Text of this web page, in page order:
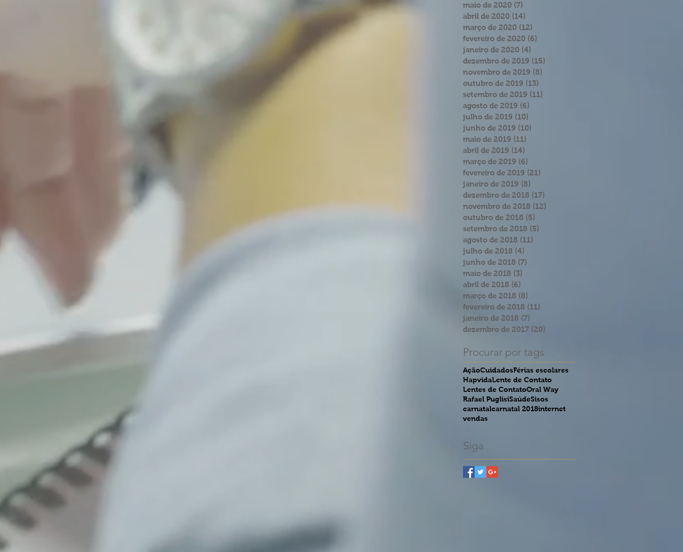
maio de 2020 (7)
abril de 2020 (14)
março de 2020 (12)
fevereiro de 2020 (6)
janeiro de 2020 (4)
dezembro de 2019 (15)
novembro de 2019 (8)
outubro de 2019 (13)
setembro de 2019 (11)
agosto de 2019 (6)
julho de 2019 (10)
junho de 2019 (10)
maio de 2019 (11)
abril de 2019 (14)
março de 2019 (6)
fevereiro de 2019 (21)
janeiro de 2019 (8)
dezembro de 2018 (17)
novembro de 2018 (12)
outubro de 2018 (5)
setembro de 2018 (5)
agosto de 2018 (11)
julho de 2018 (4)
junho de 2018 (7)
maio de 2018 (3)
abril de 2018 (6)
março de 2018 (8)
fevereiro de 2018 (11)
janeiro de 2018 (7)
dezembro de 2017 (20)
Procurar por tags
AçãoCuidadosFérias escolares
HapvidaLente de Contato
Lentes de ContatoOral Way
Rafael PuglisiSaúdeSisos
carnatalcarnatal 2018internet
vendas
Siga